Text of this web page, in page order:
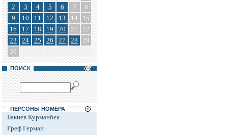
2
3 4 5 6 7
8
9
10 11 12 13 14
15
16
17 18 19 20 21
22
23
24 25 26 27 28
29
30
ПОИСК
ПЕРСОНЫ НОМЕРА
Бакиев Курманбек
Греф Герман